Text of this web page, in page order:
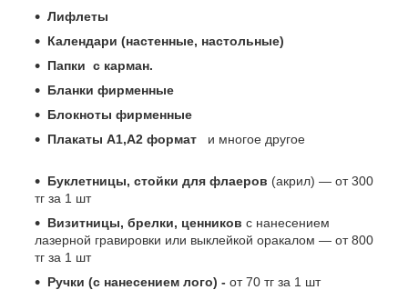
Лифлеты
Календари (настенные, настольные)
Папки с карман.
Бланки фирменные
Блокноты фирменные
Плакаты А1,А2 формат и многое другое
Буклетницы, стойки для флаеров (акрил) ― от 300
тг за 1 шт
Визитницы, брелки, ценников с нанесением
лазерной гравировки или выклейкой оракалом ― от 800
тг за 1 шт
Ручки (с нанесением лого) - от 70 тг за 1 шт